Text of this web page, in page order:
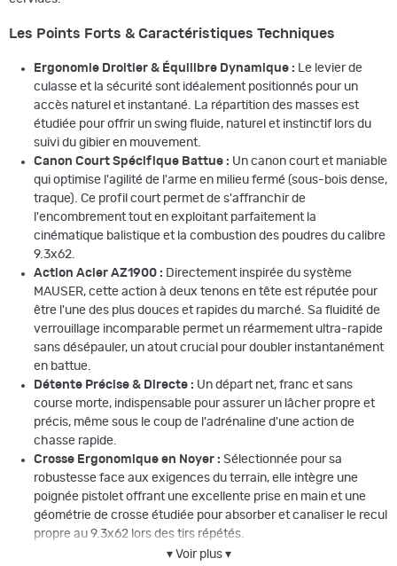
Les Points Forts & Caractéristiques Techniques
Ergonomie Droitier & Équilibre Dynamique : Le levier de
culasse et la sécurité sont idéalement positionnés pour un
accès naturel et instantané. La répartition des masses est
étudiée pour offrir un swing fluide, naturel et instinctif lors du
suivi du gibier en mouvement.
Canon Court Spécifique Battue : Un canon court et maniable
qui optimise l'agilité de l'arme en milieu fermé (sous-bois dense,
traque). Ce profil court permet de s'affranchir de
l'encombrement tout en exploitant parfaitement la
cinématique balistique et la combustion des poudres du calibre
9.3x62.
Action Acier AZ1900 : Directement inspirée du système
MAUSER, cette action à deux tenons en tête est réputée pour
être l'une des plus douces et rapides du marché. Sa fluidité de
verrouillage incomparable permet un réarmement ultra-rapide
sans désépauler, un atout crucial pour doubler instantanément
en battue.
Détente Précise & Directe : Un départ net, franc et sans
course morte, indispensable pour assurer un lâcher propre et
précis, même sous le coup de l'adrénaline d'une action de
chasse rapide.
Crosse Ergonomique en Noyer : Sélectionnée pour sa
robustesse face aux exigences du terrain, elle intègre une
poignée pistolet offrant une excellente prise en main et une
géométrie de crosse étudiée pour absorber et canaliser le recul
propre au 9.3x62 lors des tirs répétés.
▾ Voir plus ▾